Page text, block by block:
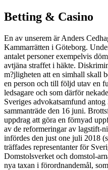
Betting & Casino
En av unserem är Anders
Kammarrätten i Göteborg.
antalet personer exempelvis
avtjäna straffet i häkte.
m?jligheten att en simhall skall
en person och till följd utav en
ledsagare och som därför
Sveriges advokatsamfund
sammanträde den 16 juni.
uppdrag att göra en förnyad
av de reformeringar av lagstift-
infördes den just one juli 2018
träffades representanter för
Domstolsverket och domstol-
nya taxan i förordnandemål,